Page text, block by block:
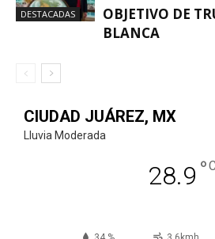
DESTACADAS
OBJETIVO DE
BLANCA
CIUDAD JUÁREZ, MX
Lluvia Moderada
28.9 °